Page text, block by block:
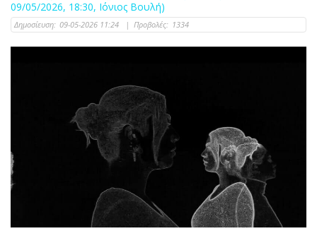
09/05/2026, 18:30, Ιόνιος Βουλή)
Δημοσίευση: 09-05-2026 11:24 | Προβολές: 1334